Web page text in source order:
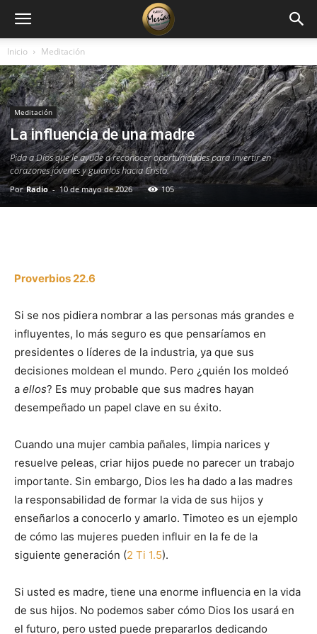
Inicio Meditación
Meditación
La influencia de una madre
Pida a Dios que le ayude a reconocer oportunidades para invertir en
corazones jóvenes y guiarlos hacia Cristo.
Por Radio - 10 de mayo de 2026 105
Proverbios 22.6
Si se nos pidiera nombrar a las personas más grandes e
influyentes, lo más seguro es que pensaríamos en
presidentes o líderes de la industria, ya que sus
decisiones moldean el mundo. Pero ¿quién los moldeó
a ellos? Es muy probable que sus madres hayan
desempeñado un papel clave en su éxito.
Cuando una mujer cambia pañales, limpia narices y
resuelve peleas, criar hijos puede no parecer un trabajo
importante. Sin embargo, Dios les ha dado a las madres
la responsabilidad de formar la vida de sus hijos y
enseñarlos a conocerlo y amarlo. Timoteo es un ejemplo
de cómo las mujeres pueden influir en la fe de la
siguiente generación (2 Ti 1.5).
Si usted es madre, tiene una enorme influencia en la vida
de sus hijos. No podemos saber cómo Dios los usará en
el futuro, pero usted puede prepararlos dedicando